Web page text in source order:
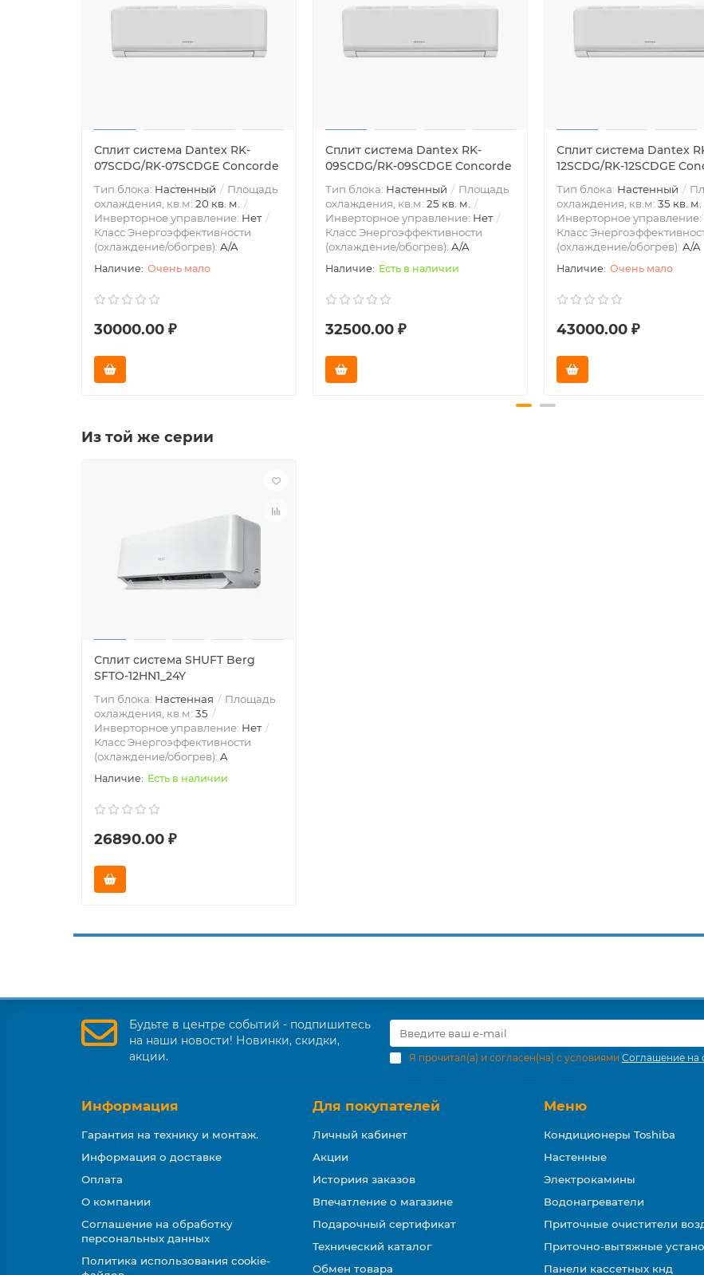
Сплит система Dantex RK-
07SCDG/RK-07SCDGE Concorde
Тип блока: Настенный
Площадь
охлаждения, кв.м: 20 кв. м.
Инверторное управление: Нет
Класс Энергоэффективности
(охлаждение/обогрев): A/A
Очень мало
30000.00 ₽
Сплит система Dantex RK-
09SCDG/RK-09SCDGE Concorde
Тип блока: Настенный
Площадь
охлаждения, кв.м: 25 кв. м.
Инверторное управление: Нет
Класс Энергоэффективности
(охлаждение/обогрев): A/A
Есть в наличии
32500.00 ₽
Сплит система Dantex
12SCDG/RK-12SCDGE
Тип блока: Настенный
охлаждения, кв.м: 35 кв. м.
Инверторное управление:
Класс
(охлаждение/обогрев): A/A
Очень мало
43000.00 ₽
Из той же серии
Сплит система SHUFT Berg
SFTO-12HN1_24Y
Тип блока: Настенная
Площадь
охлаждения, кв.м: 35
Инверторное управление: Нет
Класс Энергоэффективности
(охлаждение/обогрев): A
Есть в наличии
26890.00 ₽
Будьте в центре событий - подпишитесь
на наши новости! Новинки, скидки,
акции.
Я прочитал(а) и согласен(на) с условиями Соглашение на
Информация
Гарантия на технику и монтаж.
Информация о доставке
Оплата
О компании
Соглашение на обработку
персональных данных
Политика использования cookie-
Для покупателей
Личный кабинет
Акции
Историия заказов
Впечатление о магазине
Подарочный сертификат
Технический каталог
Обмен товара
Меню
Кондиционеры Toshiba
Настенные
Электрокамины
Водонагреватели
Приточные очистители
Приточно-вытяжные
Панели кассетных кнд